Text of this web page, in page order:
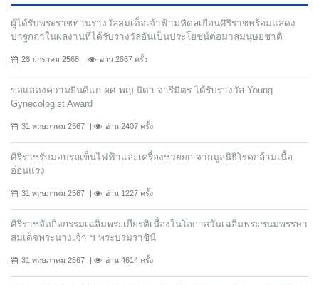
ผู้ได้รับพระราชทานรางวัลสมเด็จเจ้าฟ้ามหิดลเยือนศิริราชพร้อมแสดง
ปาฐกถาในผลงานที่ได้รับรางวัลอันเป็นประโยชน์ต่อมวลมนุษยชาติ
28 มกราคม 2568 อ่าน 2867 ครั้ง
ขอแสดงความยินดีแก่ ผศ.พญ.นิดา จารีมิตร ได้รับรางวัล Young
Gynecologist Award
31 พฤษภาคม 2567 อ่าน 2407 ครั้ง
ศิริราชรับมอบรถเข็นไฟฟ้าและเครื่องช่วยยก จากมูลนิธิโรคกล้ามเนื้อ
อ่อนแรง
31 พฤษภาคม 2567 อ่าน 1227 ครั้ง
ศิริราชจัดกิจกรรมเฉลิมพระเกียรติเนื่องในโอกาสวันเฉลิมพระชนมพรรษา
สมเด็จพระนางเจ้า ฯ พระบรมราชินี
31 พฤษภาคม 2567 อ่าน 4614 ครั้ง